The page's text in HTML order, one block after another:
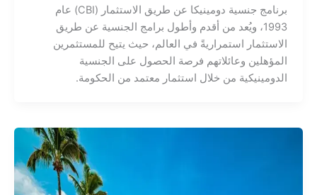
برنامج جنسية دومينيكا عن طريق الاستثمار (CBI) عام
1993، ويُعد من أقدم وأطول برامج الجنسية عن طريق
الاستثمار استمراريةً في العالم، حيث يتيح للمستثمرين
المؤهلين وعائلاتهم فرصة الحصول على الجنسية
الدومينيكية من خلال استثمار معتمد من الحكومة.